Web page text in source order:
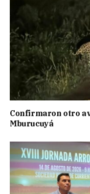
Confirmaron otro
Mburucuyá